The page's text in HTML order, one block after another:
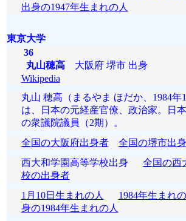
出身の1947年生まれの人
東京大学
36
丸山穂高大阪府 堺市 出身
Wikipedia
丸山 穂高（まるやま ほだか、1984年1
は、日本の元経産官僚、政治家。日
の衆議院議員（2期）。
全国の大阪府出身者
全国の堺市出
西大和学園高等学校出身 全国の西
校の出身者
1月10日生まれの人
1984年生まれ
身の1984年生まれの人